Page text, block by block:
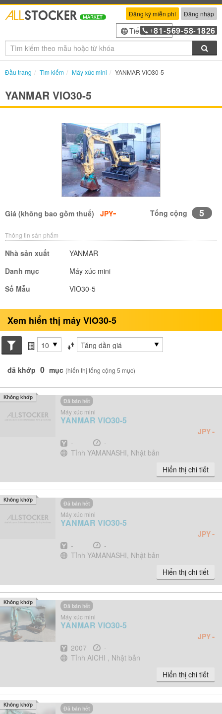
Đăng ký miễn phí Đăng nhập
Tiếng Việt
+81 -569-58-1826
Đầu trang Tìm kiếm Máy xúc mini YANMAR VIO30-5
YANMAR VIO30-5
Giá (không bao gồm thuế) JPY- Tổng cộng 5
Thông tin sản phẩm
Nhà sản xuất
YANMAR
Danh mục
Máy xúc mini
Số Mẫu
VIO30-5
Xem hiển thị máy VIO30-5
Search conditions
các mục mỗi trang
Sắp xếp theo
đã khớp 0 mục (hiển thị tổng cộng 5 mục)
Đã bán hết
Máy xúc mini
YANMAR VIO30-5
JPY-
Năm
- Giờ
-
Địa điểm
Tỉnh YAMANASHI, Nhật bản
Hiển thị chi tiết
Không khớp
Đã bán hết
Máy xúc mini
YANMAR VIO30-5
JPY-
Năm
- Giờ
-
Địa điểm
Tỉnh YAMANASHI, Nhật bản
Hiển thị chi tiết
Không khớp
Đã bán hết
Máy xúc mini
YANMAR VIO30-5
JPY-
Năm
2007 Giờ
-
Địa điểm
Tỉnh AICHI , Nhật bản
Hiển thị chi tiết
Không khớp
Đã bán hết
Không khớp